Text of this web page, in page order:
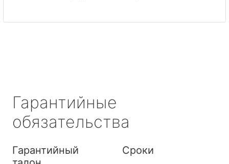
Гарантийные
обязательства
Гарантийный
Сроки